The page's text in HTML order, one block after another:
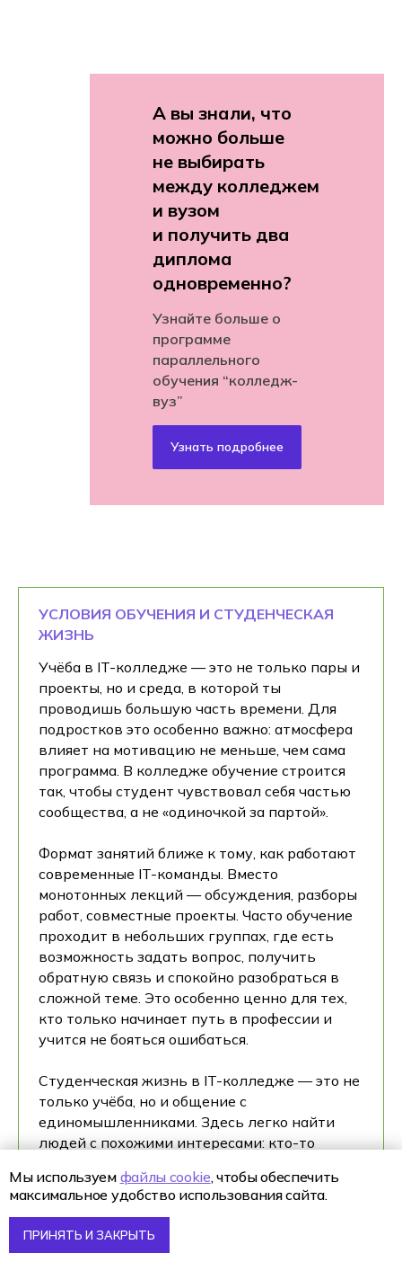
А вы знали, что
можно больше
не выбирать
между колледжем
и вузом
и получить два
диплома
одновременно?
Узнайте больше о
программе
параллельного
обучения “колледж-
вуз”
Узнать подробнее
УСЛОВИЯ ОБУЧЕНИЯ И СТУДЕНЧЕСКАЯ
ЖИЗНЬ
Учёба в IT-колледже — это не только пары и
проекты, но и среда, в которой ты
проводишь большую часть времени. Для
подростков это особенно важно: атмосфера
влияет на мотивацию не меньше, чем сама
программа. В колледже обучение строится
так, чтобы студент чувствовал себя частью
сообщества, а не «одиночкой за партой».
Формат занятий ближе к тому, как работают
современные IT-команды. Вместо
монотонных лекций — обсуждения, разборы
работ, совместные проекты. Часто обучение
проходит в небольших группах, где есть
возможность задать вопрос, получить
обратную связь и спокойно разобраться в
сложной теме. Это особенно ценно для тех,
кто только начинает путь в профессии и
учится не бояться ошибаться.
Студенческая жизнь в IT-колледже — это не
только учёба, но и общение с
единомышленниками. Здесь легко найти
людей с похожими интересами: кто-то
только присматривается к IT и пробует
разные направления. Такое окружение
специальность ты действительно хочешь
Мы используем файлы cookie, чтобы обеспечить
максимальное удобство использования сайта.
ПРИНЯТЬ И ЗАКРЫТЬ